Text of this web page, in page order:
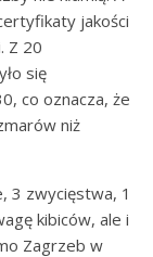
jakości
Z 20
się
co oznacza, że
niż
3 zwycięstwa, 1
kibiców, ale i
Zagrzeb w